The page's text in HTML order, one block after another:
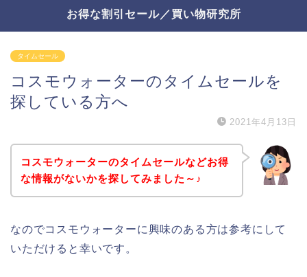
お得な割引セール／買い物研究所
タイムセール
コスモウォーターのタイムセールを
探している方へ
2021年4月13日
コスモウォーターのタイムセールなどお得
な情報がないかを探してみました～♪
なのでコスモウォーターに興味のある方は参考にして
いただけると幸いです。